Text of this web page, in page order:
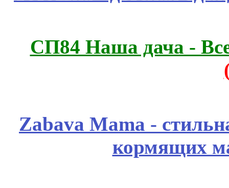
СП84 Наша дача -
Zabava Mama -
кормящих